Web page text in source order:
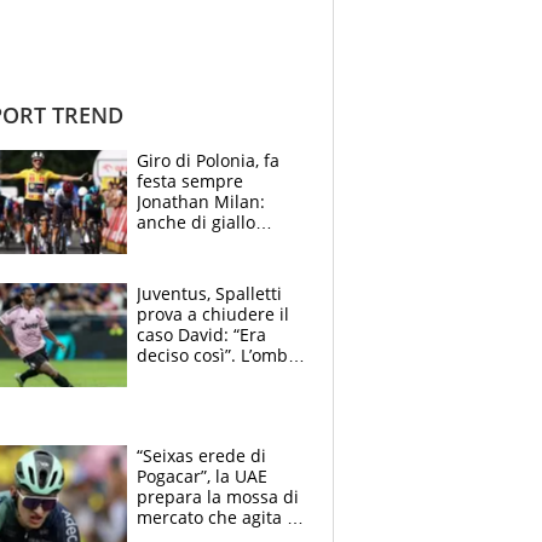
TREND
Giro di Polonia, fa
festa sempre
Jonathan Milan:
anche di giallo
Malucelli, terzo)
Juventus, Spalletti
prova a chiudere il
caso David: “Era
deciso così”. L’ombra
“Seixas erede di
Pogacar”, la UAE
prepara la mossa di
mercato che agita la